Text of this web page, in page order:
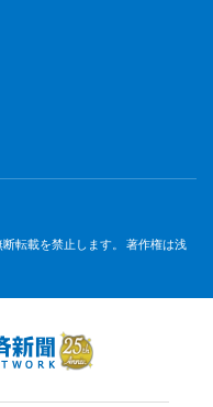
転載を禁止します。 著作権は浅